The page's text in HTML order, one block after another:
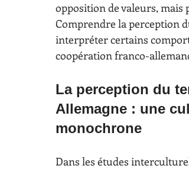
opposition de valeurs,
Comprendre la perception
interpréter certains
coopération franco-
La perception du
Allemagne : une
monochrone
Dans les études